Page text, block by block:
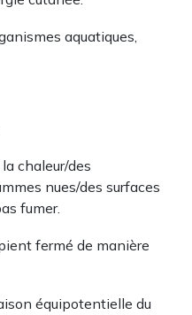
aquatiques,
chaleur/des
nues/des surfaces
fumer.
fermé de manière
équipotentielle du